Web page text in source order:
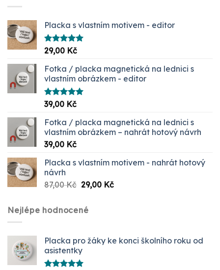
Placka s vlastním motivem - editor
Hodnocení
5.00
29,00 Kč
Fotka / placka magnetická na lednici s
vlastním obrázkem - editor
Hodnocení
5.00
39,00 Kč
Fotka / placka magnetická na lednici s
vlastním obrázkem – nahrát hotový návrh
39,00 Kč
Placka s vlastním motivem - nahrát hotový
návrh
87,00Kč Původní
byla:
87,00 Kč.
29,00 KčAktuální
Nejlépe hodnocené
Placka pro žáky ke konci školního roku od
asistentky